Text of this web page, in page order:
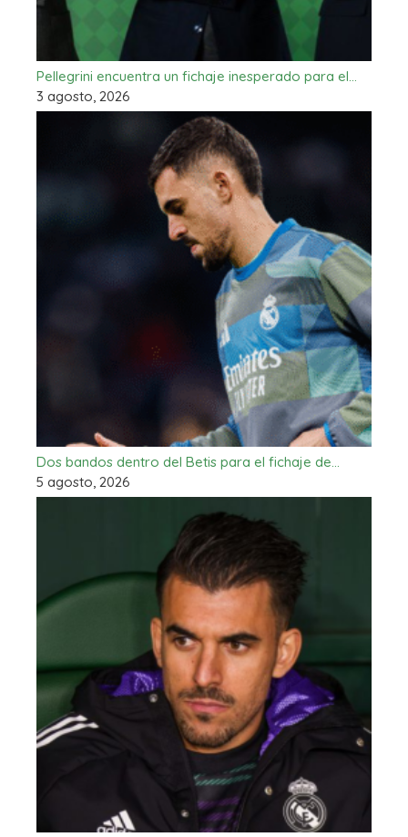
Pellegrini encuentra un fichaje inesperado para el…
3 agosto, 2026
Dos bandos dentro del Betis para el fichaje de…
5 agosto, 2026